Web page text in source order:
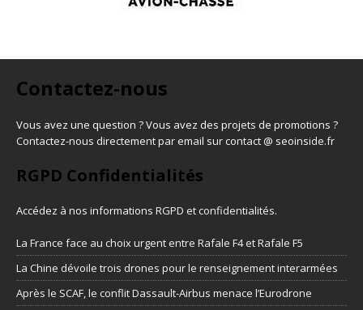
Contactez-nous
Vous avez une question ? Vous avez des projets de promotions ?
Contactez-nous directement par email sur contact @ seoinside.fr
RGPD Confidentialités
Accédez à nos informations RGPD et confidentialités.
La France face au choix urgent entre Rafale F4 et Rafale F5
La Chine dévoile trois drones pour le renseignement interarmées
Après le SCAF, le conflit Dassault-Airbus menace l’Eurodrone